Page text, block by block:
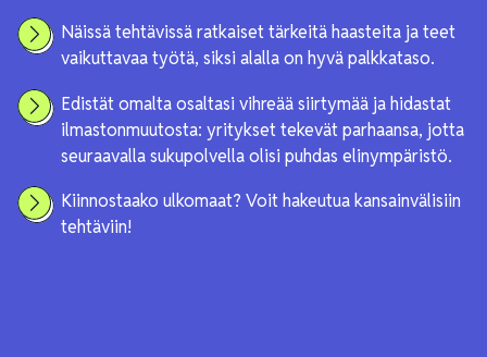
Näissä tehtävissä ratkaiset tärkeitä haasteita ja teet
vaikuttavaa työtä, siksi alalla on hyvä palkkataso.
Edistät omalta osaltasi vihreää siirtymää ja hidastat
ilmastonmuutosta: yritykset tekevät parhaansa, jotta
seuraavalla sukupolvella olisi puhdas elinympäristö.
Kiinnostaako ulkomaat? Voit hakeutua kansainvälisiin
tehtäviin!